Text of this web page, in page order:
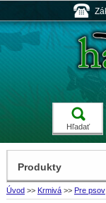
Hľadať
Úvod >> Krmivá >> Pre psov
Produkty